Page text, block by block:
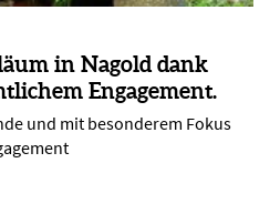
in Nagold dank
Engagement.
und mit besonderem Fokus